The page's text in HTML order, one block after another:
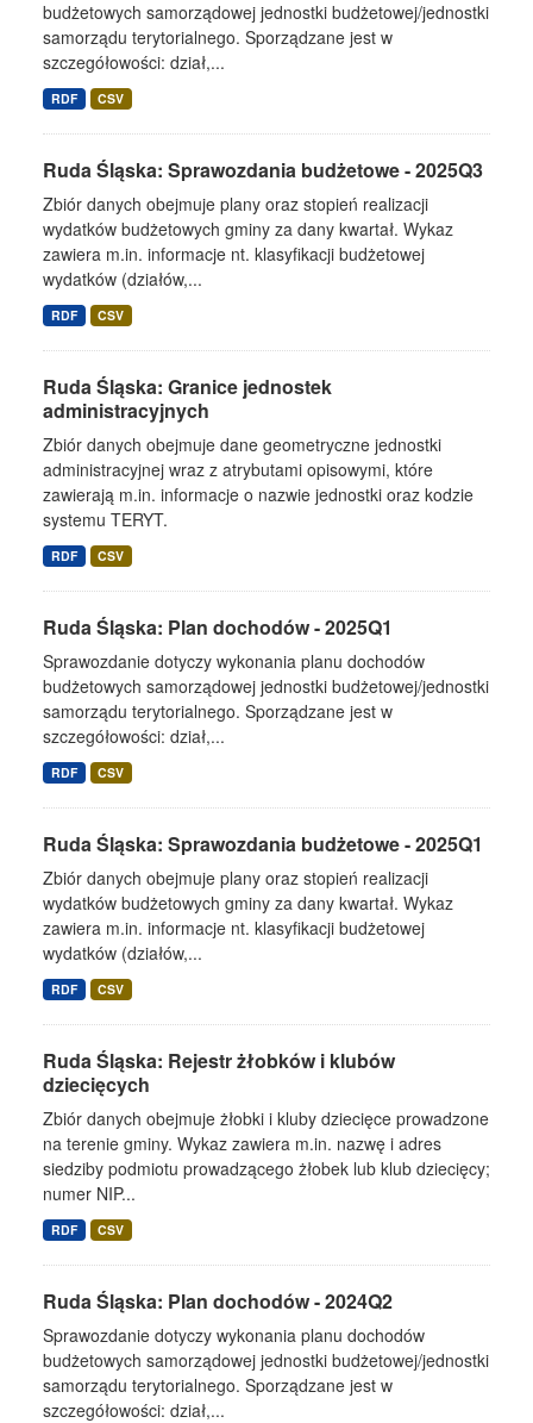
budżetowych samorządowej jednostki budżetowej/jednostki
samorządu terytorialnego. Sporządzane jest w
szczegółowości: dział,...
RDF CSV
Ruda Śląska: Sprawozdania budżetowe - 2025Q3
Zbiór danych obejmuje plany oraz stopień realizacji
wydatków budżetowych gminy za dany kwartał. Wykaz
zawiera m.in. informacje nt. klasyfikacji budżetowej
wydatków (działów,...
RDF CSV
Ruda Śląska: Granice jednostek
administracyjnych
Zbiór danych obejmuje dane geometryczne jednostki
administracyjnej wraz z atrybutami opisowymi, które
zawierają m.in. informacje o nazwie jednostki oraz kodzie
systemu TERYT.
RDF CSV
Ruda Śląska: Plan dochodów - 2025Q1
Sprawozdanie dotyczy wykonania planu dochodów
budżetowych samorządowej jednostki budżetowej/jednostki
samorządu terytorialnego. Sporządzane jest w
szczegółowości: dział,...
RDF CSV
Ruda Śląska: Sprawozdania budżetowe - 2025Q1
Zbiór danych obejmuje plany oraz stopień realizacji
wydatków budżetowych gminy za dany kwartał. Wykaz
zawiera m.in. informacje nt. klasyfikacji budżetowej
wydatków (działów,...
RDF CSV
Ruda Śląska: Rejestr żłobków i klubów
dziecięcych
Zbiór danych obejmuje żłobki i kluby dziecięce prowadzone
na terenie gminy. Wykaz zawiera m.in. nazwę i adres
siedziby podmiotu prowadzącego żłobek lub klub dziecięcy;
numer NIP...
RDF CSV
Ruda Śląska: Plan dochodów - 2024Q2
Sprawozdanie dotyczy wykonania planu dochodów
budżetowych samorządowej jednostki budżetowej/jednostki
samorządu terytorialnego. Sporządzane jest w
szczegółowości: dział,...